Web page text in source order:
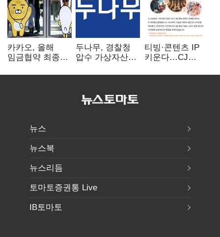
카카오, 올해
임금협약 최종
인상·격려금
두나무, 경찰청
압수 가상자산
커스터디 사업
티빙·콘텐츠 IP
키운다…CJ
글로벌 확장 가속
뉴스
뉴스북
뉴스리듬
토마토증권통 Live
IB토마토